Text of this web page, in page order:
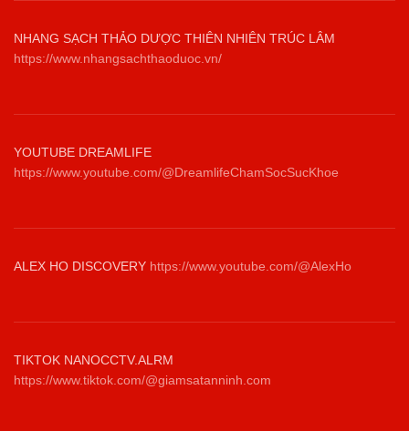
NHANG SẠCH THẢO DƯỢC THIÊN NHIÊN TRÚC LÂM
https://www.nhangsachthaoduoc.vn/
YOUTUBE DREAMLIFE
https://www.youtube.com/@DreamlifeChamSocSucKhoe
ALEX HO DISCOVERY https://www.youtube.com/@AlexHo
TIKTOK NANOCCTV.ALRM
https://www.tiktok.com/@giamsatanninh.com